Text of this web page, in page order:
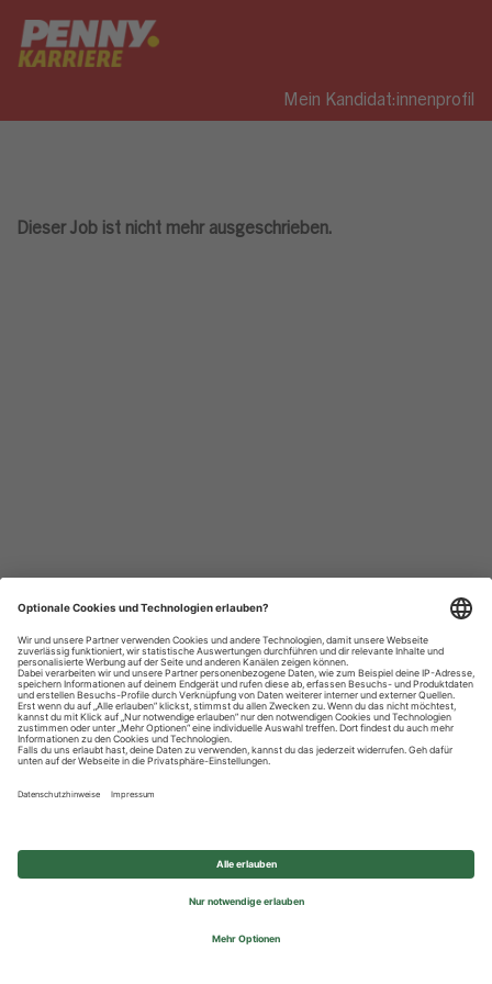
Mein Kandidat:innenprofil
Dieser Job ist nicht mehr ausgeschrieben.
Datenschutzhinweise
Impressum
Privatsphäre-Einstellungen
© 2026 REWE Group - All rights reserved